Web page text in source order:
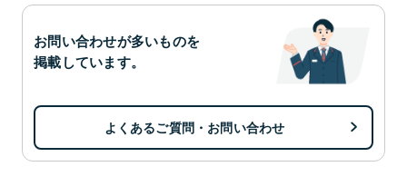
お問い合わせが多いものを
掲載しています。
よくあるご質問・お問い合わせ